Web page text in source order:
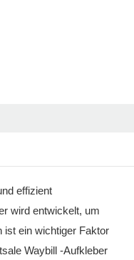
effizient
wird entwickelt, um
ist ein wichtiger Faktor
Waybill -Aufkleber